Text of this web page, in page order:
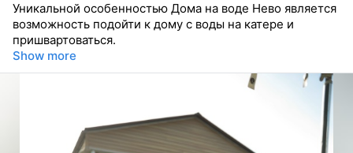
Уникальной особенностью Дома на воде Нево является
возможность подойти к дому с воды на катере и
пришвартоваться.
Show more